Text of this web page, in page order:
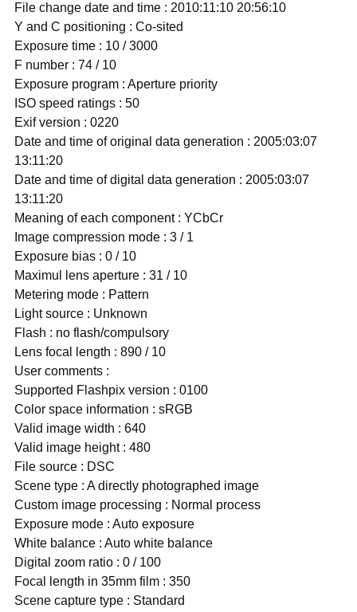
File change date and time : 2010:11:10 20:56:10
Y and C positioning : Co-sited
Exposure time : 10 / 3000
F number : 74 / 10
Exposure program : Aperture priority
ISO speed ratings : 50
Exif version : 0220
Date and time of original data generation : 2005:03:07
13:11:20
Date and time of digital data generation : 2005:03:07
13:11:20
Meaning of each component : YCbCr
Image compression mode : 3 / 1
Exposure bias : 0 / 10
Maximul lens aperture : 31 / 10
Metering mode : Pattern
Light source : Unknown
Flash : no flash/compulsory
Lens focal length : 890 / 10
User comments :
Supported Flashpix version : 0100
Color space information : sRGB
Valid image width : 640
Valid image height : 480
File source : DSC
Scene type : A directly photographed image
Custom image processing : Normal process
Exposure mode : Auto exposure
White balance : Auto white balance
Digital zoom ratio : 0 / 100
Focal length in 35mm film : 350
Scene capture type : Standard